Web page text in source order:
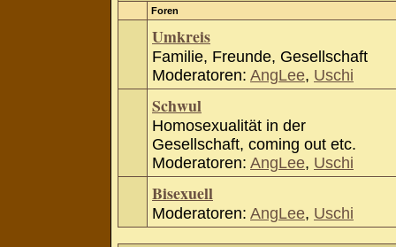
Foren
Umkreis
Familie, Freunde, Gesellschaft
Moderatoren: AngLee, Uschi
Schwul
Homosexualität in der
Gesellschaft, coming out etc.
Moderatoren: AngLee, Uschi
Bisexuell
Moderatoren: AngLee, Uschi